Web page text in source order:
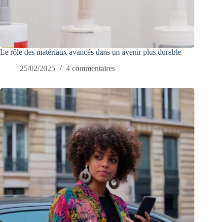
Le rôle des matériaux avancés dans un avenir plus durable
25/02/2025
4 commentaires